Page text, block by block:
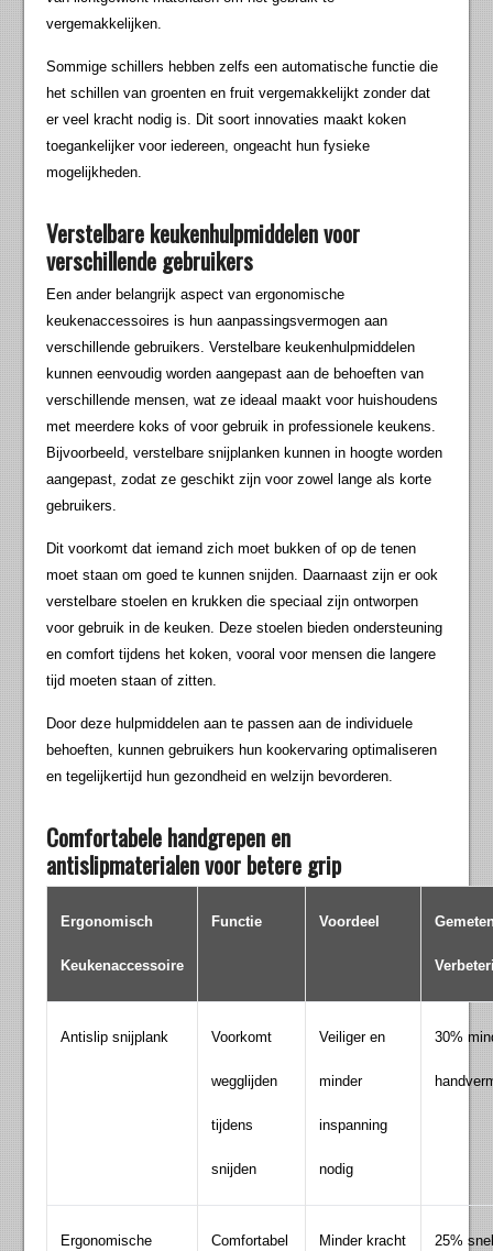
vergemakkelijken.
Sommige schillers hebben zelfs een automatische functie die
het schillen van groenten en fruit vergemakkelijkt zonder dat
er veel kracht nodig is. Dit soort innovaties maakt koken
toegankelijker voor iedereen, ongeacht hun fysieke
mogelijkheden.
Verstelbare keukenhulpmiddelen voor
verschillende gebruikers
Een ander belangrijk aspect van ergonomische
keukenaccessoires is hun aanpassingsvermogen aan
verschillende gebruikers. Verstelbare keukenhulpmiddelen
kunnen eenvoudig worden aangepast aan de behoeften van
verschillende mensen, wat ze ideaal maakt voor huishoudens
met meerdere koks of voor gebruik in professionele keukens.
Bijvoorbeeld, verstelbare snijplanken kunnen in hoogte worden
aangepast, zodat ze geschikt zijn voor zowel lange als korte
gebruikers.
Dit voorkomt dat iemand zich moet bukken of op de tenen
moet staan om goed te kunnen snijden. Daarnaast zijn er ook
verstelbare stoelen en krukken die speciaal zijn ontworpen
voor gebruik in de keuken. Deze stoelen bieden ondersteuning
en comfort tijdens het koken, vooral voor mensen die langere
tijd moeten staan of zitten.
Door deze hulpmiddelen aan te passen aan de individuele
behoeften, kunnen gebruikers hun kookervaring optimaliseren
en tegelijkertijd hun gezondheid en welzijn bevorderen.
Comfortabele handgrepen en
antislipmaterialen voor betere grip
Ergonomisch
Keukenaccessoire
Functie Voordeel
Antislip snijplank Voorkomt
wegglijden
tijdens
snijden
Veiliger en
minder
inspanning
nodig
30%
Ergonomische Comfortabel Minder kracht 25%